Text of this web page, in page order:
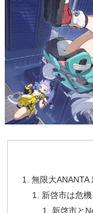
無限大ANANTA
新啓市は危
新啓市と